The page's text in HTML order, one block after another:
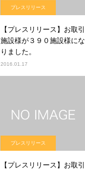
プレスリリース
【プレスリリース】お取引
施設様が３９０施設様にな
りました。
2016.01.17
プレスリリース
【プレスリリース】お取引